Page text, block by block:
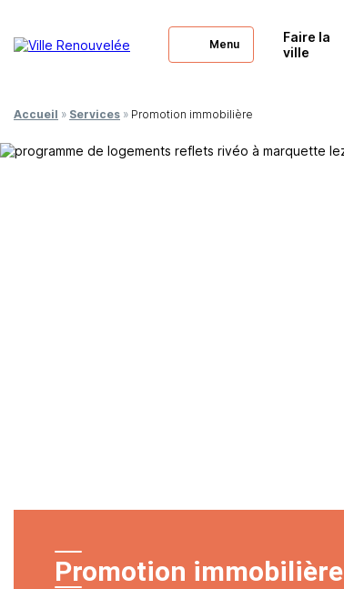
Menu
Faire la
ville
Accueil » Services » Promotion immobilière
Promotion immobilière